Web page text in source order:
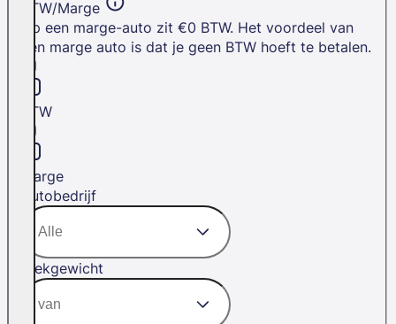
BTW/Marge
Op een marge-auto zit €0 BTW. Het voordeel van
een marge auto is dat je geen BTW hoeft te betalen.
BTW
Marge
Autobedrijf
Trekgewicht